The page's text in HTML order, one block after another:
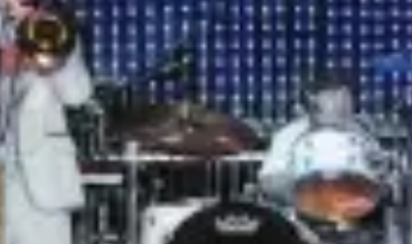
Seoul
Tour città
Concerti
Ristoranti